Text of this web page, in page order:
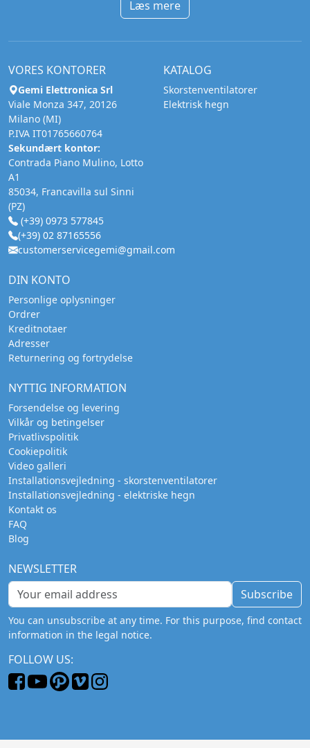
Læs mere
VORES KONTORER
Gemi Elettronica Srl
Viale Monza 347, 20126
Milano (MI)
P.IVA IT01765660764
Sekundært kontor:
Contrada Piano Mulino, Lotto
A1
85034, Francavilla sul Sinni
(PZ)
(+39) 0973 577845
(+39) 02 87165556
customerservicegemi@gmail.com
KATALOG
Skorstenventilatorer
Elektrisk hegn
DIN KONTO
Personlige oplysninger
Ordrer
Kreditnotaer
Adresser
Returnering og fortrydelse
NYTTIG INFORMATION
Forsendelse og levering
Vilkår og betingelser
Privatlivspolitik
Cookiepolitik
Video galleri
Installationsvejledning - skorstenventilatorer
Installationsvejledning - elektriske hegn
Kontakt os
FAQ
Blog
NEWSLETTER
Subscribe
You can unsubscribe at any time. For this purpose, find contact
information in the legal notice.
FOLLOW US: